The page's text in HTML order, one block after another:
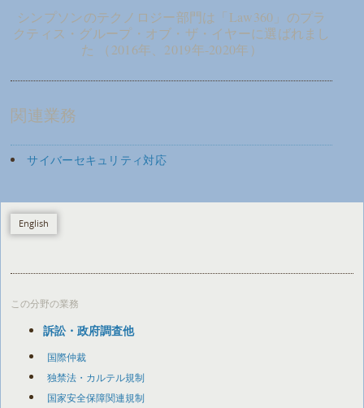
シンプソンのテクノロジー部門は「Law360」のプラ
クティス・グループ・オブ・ザ・イヤーに選ばれまし
た （2016年、2019年-2020年）
関連業務
サイバーセキュリティ対応
English
この分野の業務
訴訟・政府調査他
国際仲裁
独禁法・カルテル規制
国家安全保障関連規制